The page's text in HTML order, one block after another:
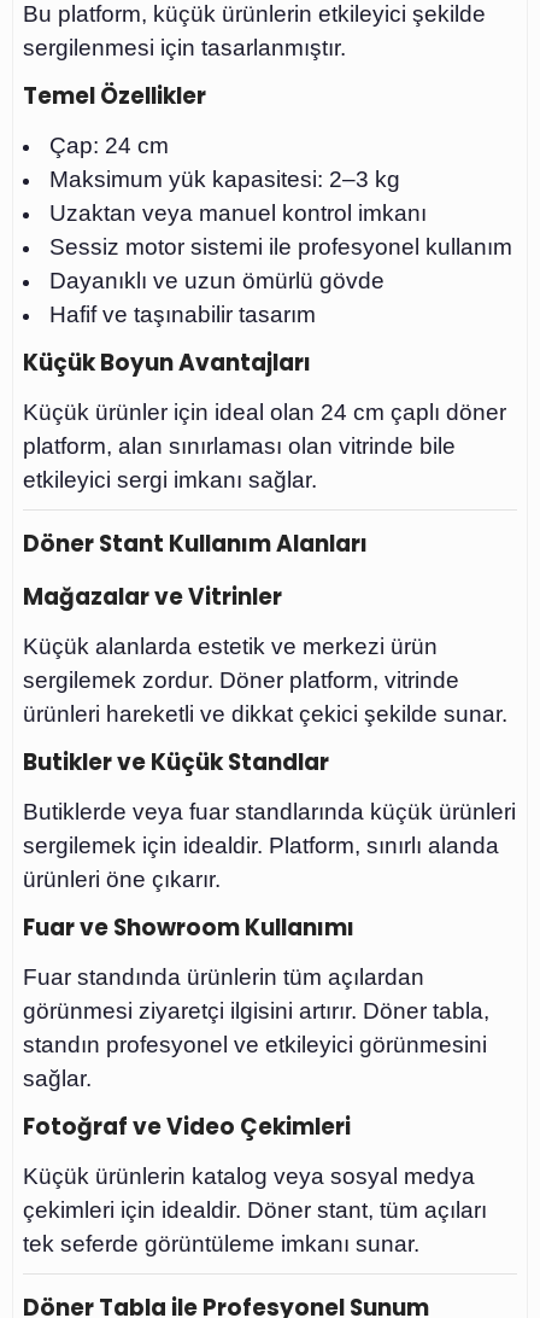
Bu platform, küçük ürünlerin etkileyici şekilde
sergilenmesi için tasarlanmıştır.
Temel Özellikler
Çap: 24 cm
Maksimum yük kapasitesi: 2–3 kg
Uzaktan veya manuel kontrol imkanı
Sessiz motor sistemi ile profesyonel kullanım
Dayanıklı ve uzun ömürlü gövde
Hafif ve taşınabilir tasarım
Küçük Boyun Avantajları
Küçük ürünler için ideal olan 24 cm çaplı döner
platform, alan sınırlaması olan vitrinde bile
etkileyici sergi imkanı sağlar.
Döner Stant Kullanım Alanları
Mağazalar ve Vitrinler
Küçük alanlarda estetik ve merkezi ürün
sergilemek zordur. Döner platform, vitrinde
ürünleri hareketli ve dikkat çekici şekilde sunar.
Butikler ve Küçük Standlar
Butiklerde veya fuar standlarında küçük ürünleri
sergilemek için idealdir. Platform, sınırlı alanda
ürünleri öne çıkarır.
Fuar ve Showroom Kullanımı
Fuar standında ürünlerin tüm açılardan
görünmesi ziyaretçi ilgisini artırır. Döner tabla,
standın profesyonel ve etkileyici görünmesini
sağlar.
Fotoğraf ve Video Çekimleri
Küçük ürünlerin katalog veya sosyal medya
çekimleri için idealdir. Döner stant, tüm açıları
tek seferde görüntüleme imkanı sunar.
Döner Tabla ile Profesyonel Sunum